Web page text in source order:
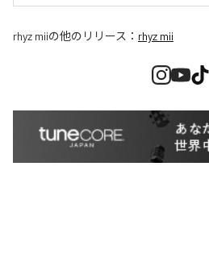
rhyz miiの他のリリース： rhyz mii